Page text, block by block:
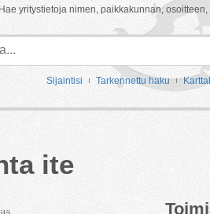
Hae yritystietoja nimen, paikkakunnan,
Sijaintisi Tarkennettu haku
ite